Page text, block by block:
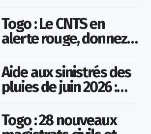
Togo : Le CNTS en
alerte rouge, donnez
sauver des vies !
Aide aux sinistrés des
pluies de juin 2026 :
des opérations à
Togo : 28 nouveaux